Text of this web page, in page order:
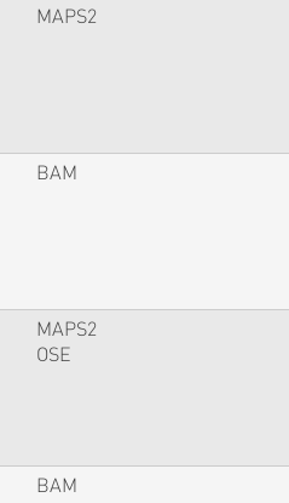
MAPS2
BAM
MAPS2
OSE
BAM